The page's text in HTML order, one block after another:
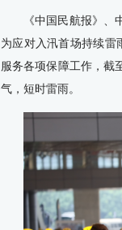
《中国民航报》
为应对入汛首场持续雷
服务各项保障工作，截
气，短时雷雨。